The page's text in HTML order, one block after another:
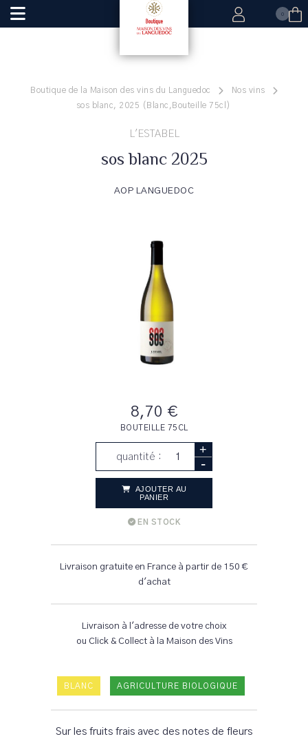
0
Boutique de la Maison des vins du Languedoc
Nos vins
sos blanc, 2025 (Blanc,Bouteille 75cl)
L'ESTABEL
sos blanc 2025
AOP LANGUEDOC
8,70 €
BOUTEILLE 75CL
quantité : +
-
AJOUTER AU
PANIER
EN STOCK
Livraison gratuite en France à partir de 150 €
d'achat
Livraison à l'adresse de votre choix
ou Click & Collect à la Maison des Vins
BLANC AGRICULTURE BIOLOGIQUE
Sur les fruits frais avec des notes de fleurs